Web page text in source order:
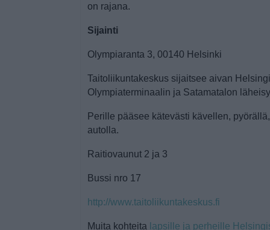
on rajana.
Sijainti
Olympiaranta 3, 00140 Helsinki
Taitoliikuntakeskus sijaitsee aivan
Olympiaterminaalin ja Satamatalon
Perille pääsee kätevästi kävellen,
autolla.
Raitiovaunut 2 ja 3
Bussi nro 17
http://www.taitoliikuntakeskus.fi
Muita kohteita lapsille ja perheille